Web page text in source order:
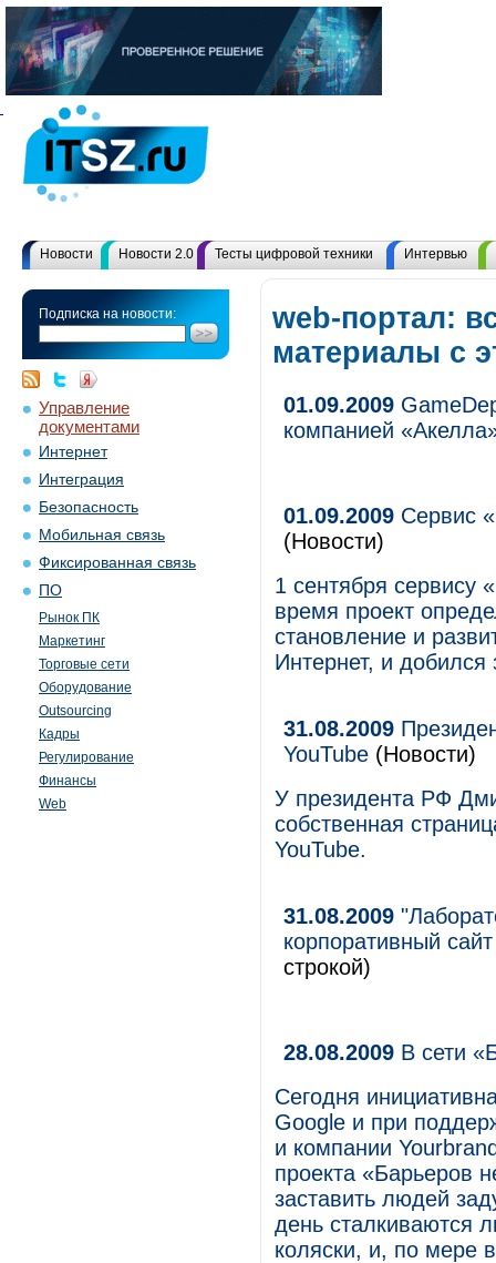
Новости Новости 2.0 Тесты цифровой техники Интервью
Подписка на новости:
Управление
документами
Интернет
Интеграция
Безопасность
Мобильная связь
Фиксированная связь
ПО
Рынок ПК
Маркетинг
Торговые сети
Оборудование
Outsourcing
Кадры
Регулирование
Финансы
Web
web-портал:
материалы с
01.09.2009
компанией
01.09.2009 Сервис
(Новости)
1 сентября сервису
время проект
становление и
Интернет, и добился
31.08.2009
YouTube (Новости)
У президента РФ
собственная
YouTube.
31.08.2009
корпоративный
строкой)
28.08.2009 В сети
Сегодня
Google и при
и компании
проекта «Барьеров
заставить людей
день сталкиваются
коляски, и, по мере